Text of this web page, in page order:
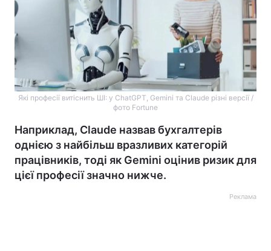
Які професії витіснить ШІ: у ChatGPT, Gemini та Claude різні версії /
фото Fortune
Наприклад, Claude назвав бухгалтерів
однією з найбільш вразливих категорій
працівників, тоді як Gemini оцінив ризик для
цієї професії значно нижче.
Реклама